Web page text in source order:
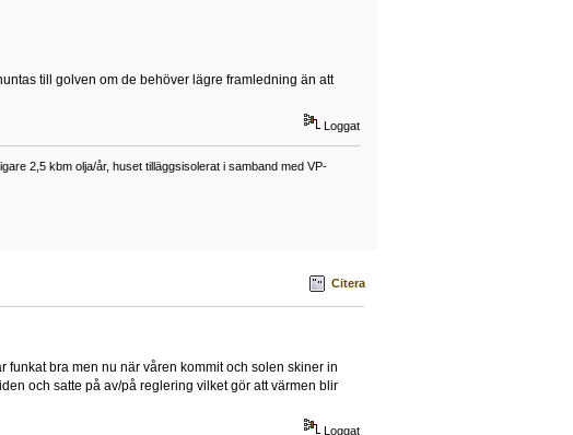
till golven om de behöver lägre framledning än att
Loggat
2,5 kbm olja/år, huset tilläggsisolerat i samband med VP-
Citera
bra men nu när våren kommit och solen skiner in
och satte på av/på reglering vilket gör att värmen blir
Loggat